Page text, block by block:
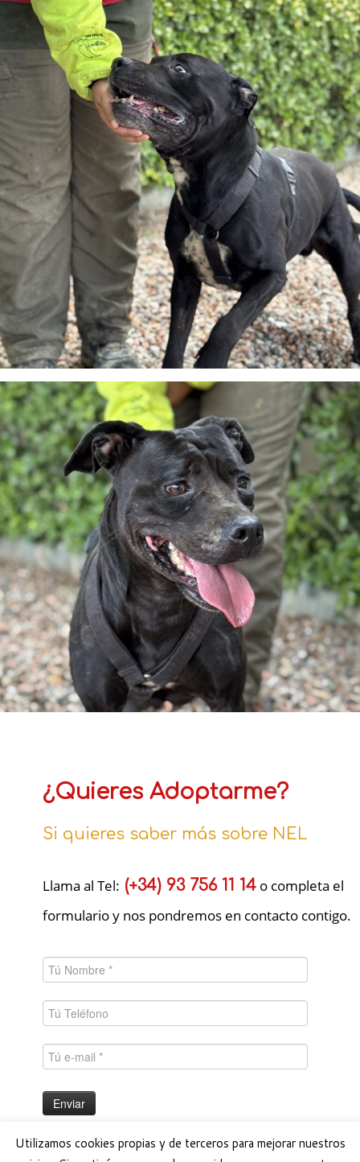
¿Quieres Adoptarme?
Si quieres saber más sobre NEL
Llama al Tel: (+34) 93 756 11 14 o completa el
formulario y nos pondremos en contacto contigo.
Utilizamos cookies propias y de terceros para mejorar nuestros